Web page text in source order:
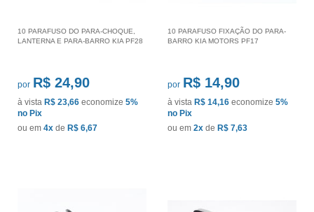
10 PARAFUSO DO PARA-CHOQUE,
LANTERNA E PARA-BARRO KIA PF28
por R$ 24,90
à vista R$ 23,66 economize 5%
no Pix
ou em 4x de R$ 6,67
10 PARAFUSO FIXAÇÃO DO PARA-
BARRO KIA MOTORS PF17
por R$ 14,90
à vista R$ 14,16 economize 5%
no Pix
ou em 2x de R$ 7,63